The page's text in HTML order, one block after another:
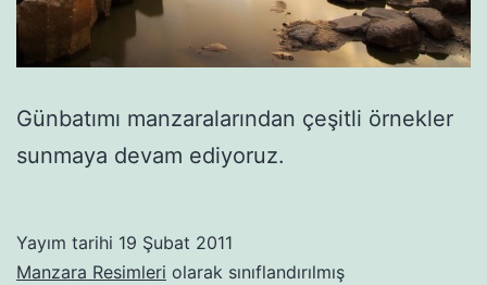
Günbatımı manzaralarından çeşitli örnekler
sunmaya devam ediyoruz.
Yayım tarihi 19 Şubat 2011
Manzara Resimleri olarak sınıflandırılmış